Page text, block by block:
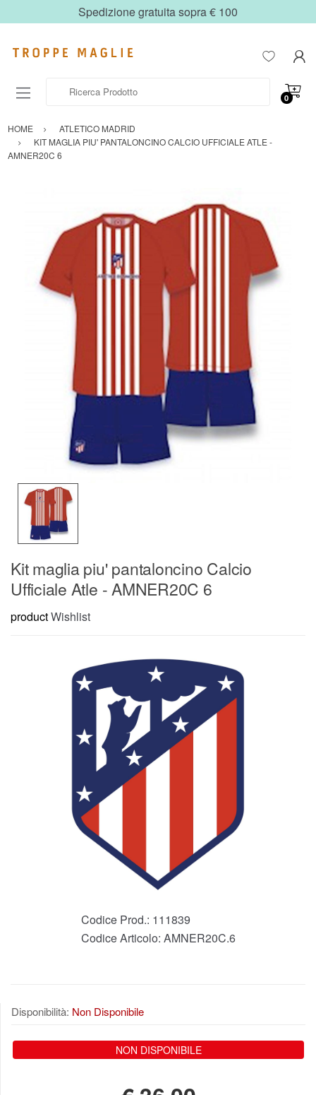
Spedizione gratuita sopra € 100
0
HOME
ATLETICO MADRID
KIT MAGLIA PIU' PANTALONCINO CALCIO UFFICIALE ATLE -
AMNER20C 6
Kit maglia piu' pantaloncino Calcio
Ufficiale Atle - AMNER20C 6
productWishlist
Codice Prod.: 111839
Codice Articolo: AMNER20C.6
Disponibilità: Non Disponibile
NON DISPONIBILE